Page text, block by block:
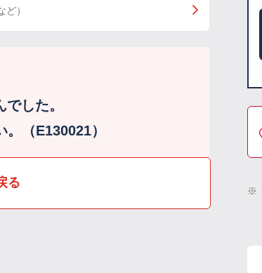
）
した。
（E130021）
る
※